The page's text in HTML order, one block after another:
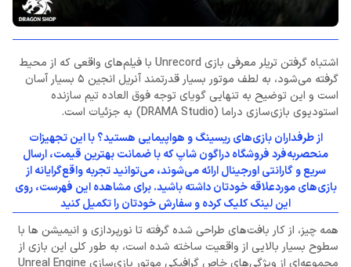
اشتباه گرفتن تریلر معرفی بازی Unrecord با فیلم‌های واقعی که از محیط
گرفته می‌شود، به لطف موتور بسیار قدرتمند آنریل انجین 5 بسیار آسان
است و این توضیح به تنهایی گویای توجه فوق العاده تیم سازنده
استودیوی بازی‌سازی دراما (DRAMA Studio) به جزئیات است.
از طرفداران بازی‌های ریسینگ و هواپیمایی هستید؟ با این تجهیزات
منحصربه‌فرد فروشگاه دراگون شاپ که با ضمانت بهترین قیمت، ارسال
سریع و گارانتی اورجینال ارائه می‌شوند، می‌توانید تجربه واقع‌گرایانه از
بازی‌های موردعلاقه خودتان داشته باشید. برای مشاهده این فهرست، روی
این لینک کلیک کرده و سفارش خودتان را تکمیل کنید
همه چیز، از کار بافت‌های طراحی شده گرفته تا نورپردازی و انیمیشن ها با
سطوح بسیار بالایی از واقعیت ساخته شده است، به طور کلی این بازی از
مجموعه‌ای از ویژگی‌های خاص گرافیکی موتور بازی‌سازی Unreal Engine